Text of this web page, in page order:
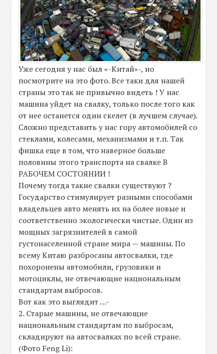
Уже сегодня у нас был «-Китай»-, но
посмотрите на это фото. Все таки для нашей
страны это так не привычно видеть ! У нас
машина уйдет на свалку, только после того как
от нее останется один скелет (в лучшем случае).
Сложно представить у нас гору автомобилей со
стеклами, колесами, механизмами и т.п. Так
фишка еще в том, что наверное больше
половины этого транспорта на свалке В
РАБОЧЕМ СОСТОЯНИИ !
Почему тогда такие свалки существуют ?
Государство стимулирует разными способами
владельцев авто менять их на более новые и
соответственно экологически чистые. Один из
мощных загрязнителей в самой
густонаселенной стране мира — машины. По
всему Китаю разбросаны автосвалки, где
похоронены автомобили, грузовики и
мотоциклы, не отвечающие национальным
стандартам выбросов.
Вот как это выглядит …-
2. Старые машины, не отвечающие
национальным стандартам по выбросам,
складируют на автосвалках по всей стране.
(Фото Feng Li):